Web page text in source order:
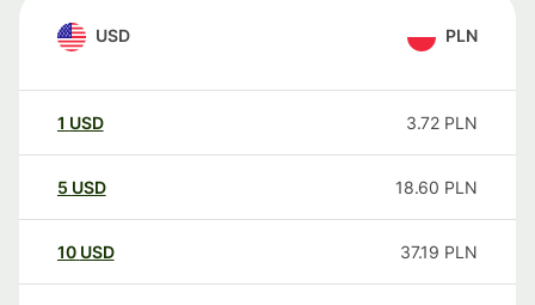
USD PLN
1 USD 3.72 PLN
5 USD 18.60 PLN
10 USD 37.19 PLN